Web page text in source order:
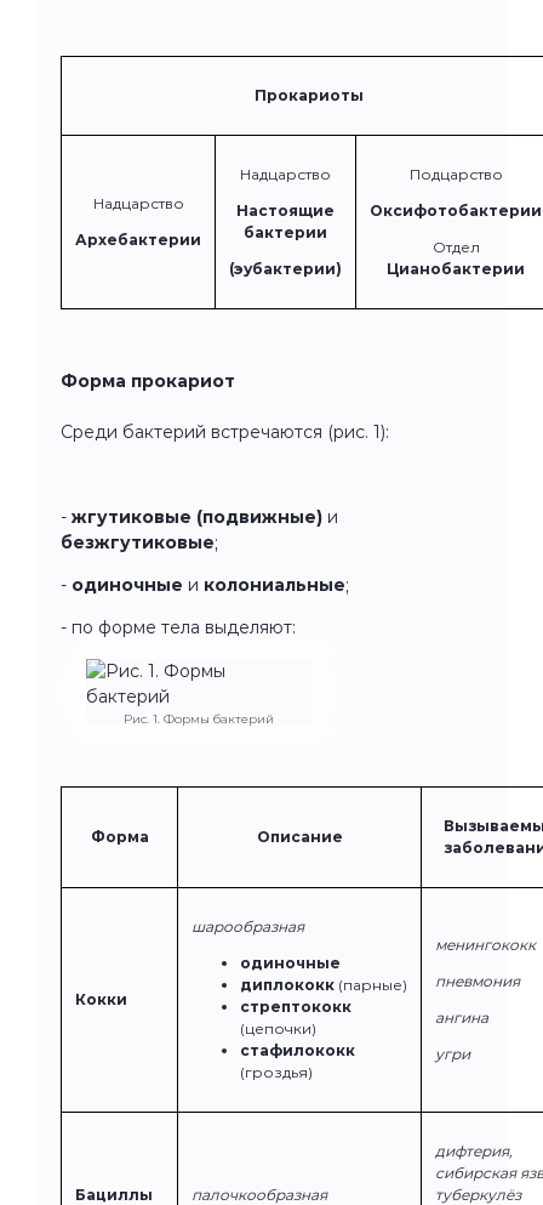
Прокариоты
Надцарство
Архебактерии
Надцарство
Настоящие
бактерии
(эубактерии)
Подцарство
Оксифотобактерии
Отдел
Цианобактерии
Форма прокариот
Среди бактерий встречаются (рис. 1):
- жгутиковые (подвижные) и
безжгутиковые;
- одиночные и колониальные;
- по форме тела выделяют:
Рис. 1. Формы бактерий
Форма Описание
Кокки
шарообразная
одиночные
диплококк (парные)
стрептококк
(цепочки)
стафилококк
(гроздья)
менингококк
пневмония
ангина
угри
Бациллы палочкообразная
дифтерия,
сибирская
туберкулёз